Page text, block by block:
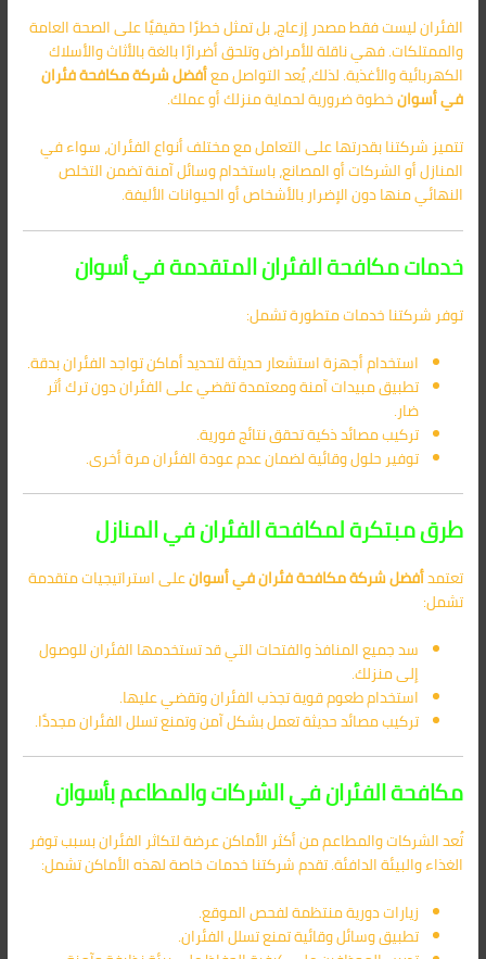
الفئران ليست فقط مصدر إزعاج، بل تمثل خطرًا حقيقيًا على الصحة العامة
والممتلكات. فهي ناقلة للأمراض وتلحق أضرارًا بالغة بالأثاث والأسلاك
الكهربائية والأغذية. لذلك، يُعد التواصل معأفضل شركة مكافحة فئران
في أسوانخطوة ضرورية لحماية منزلك أو عملك.
تتميز شركتنا بقدرتها على التعامل مع مختلف أنواع الفئران، سواء في
المنازل أو الشركات أو المصانع، باستخدام وسائل آمنة تضمن التخلص
النهائي منها دون الإضرار بالأشخاص أو الحيوانات الأليفة.
خدمات مكافحة الفئران المتقدمة في أسوان
توفر شركتنا خدمات متطورة تشمل:
استخدام أجهزة استشعار حديثة لتحديد أماكن تواجد الفئران بدقة.
تطبيق مبيدات آمنة ومعتمدة تقضي على الفئران دون ترك أثر
ضار.
تركيب مصائد ذكية تحقق نتائج فورية.
توفير حلول وقائية لضمان عدم عودة الفئران مرة أخرى.
طرق مبتكرة لمكافحة الفئران في المنازل
تعتمدأفضلشركة مكافحة فئران في أسوانعلى استراتيجيات متقدمة
تشمل:
سد جميع المنافذ والفتحات التي قد تستخدمها الفئران للوصول
إلى منزلك.
استخدام طعوم قوية تجذب الفئران وتقضي عليها.
تركيب مصائد حديثة تعمل بشكل آمن وتمنع تسلل الفئران مجددًا.
مكافحة الفئران في الشركات والمطاعم بأسوان
تُعد الشركات والمطاعم من أكثر الأماكن عرضة لتكاثر الفئران بسبب توفر
الغذاء والبيئة الدافئة. تقدم شركتنا خدمات خاصة لهذه الأماكن تشمل:
زيارات دورية منتظمة لفحص الموقع.
تطبيق وسائل وقائية تمنع تسلل الفئران.